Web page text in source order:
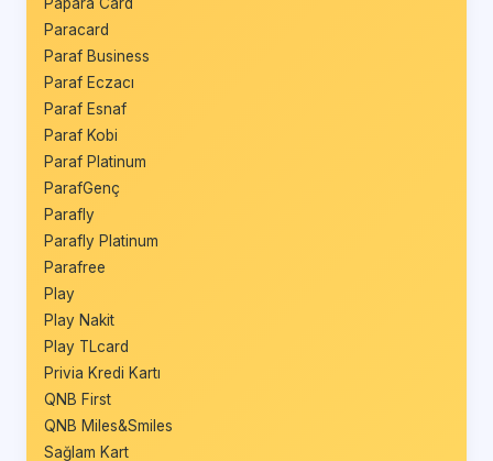
Paracard
Paraf Business
Paraf Eczacı
Paraf Esnaf
Paraf Kobi
Paraf Platinum
ParafGenç
Parafly
Parafly Platinum
Parafree
Play
Play Nakit
Play TLcard
Privia Kredi Kartı
QNB First
QNB Miles&Smiles
Sağlam Kart